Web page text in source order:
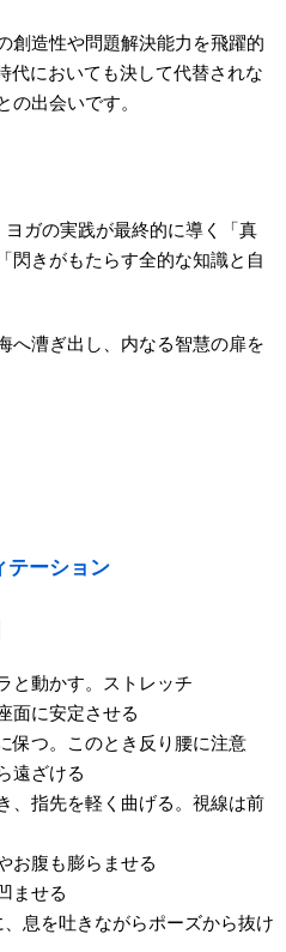
創造性や問題解決能力を飛躍的
代においても決して代替されな
の出会いです。
ガの実践が最終的に導く「真
閃きがもたらす全的な知識と自
へ漕ぎ出し、内なる智慧の扉を
テーション
と動かす。ストレッチ
面に安定させる
保つ。このとき反り腰に注意
遠ざける
、指先を軽く曲げる。視線は前
お腹も膨らませる
ませる
息を吐きながらポーズから抜け